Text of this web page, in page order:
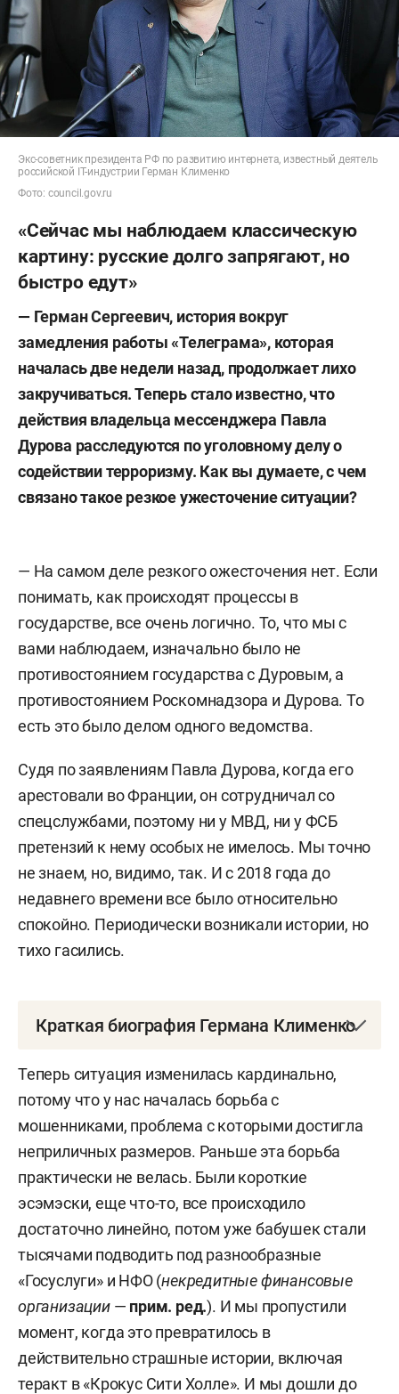
Экс-советник президента РФ по развитию интернета, известный деятель
российской IT-индустрии Герман Клименко
Фото: council.gov.ru
«Сейчас мы наблюдаем классическую
картину: русские долго запрягают, но
быстро едут»
— Герман Сергеевич, история вокруг
замедления работы «Телеграма», которая
началась две недели назад, продолжает лихо
закручиваться. Теперь стало известно, что
действия владельца мессенджера Павла
Дурова расследуются по уголовному делу о
содействии терроризму. Как вы думаете, с чем
связано такое резкое ужесточение ситуации?
— На самом деле резкого ожесточения нет. Если
понимать, как происходят процессы в
государстве, все очень логично. То, что мы с
вами наблюдаем, изначально было не
противостоянием государства с Дуровым, а
противостоянием Роскомнадзора и Дурова. То
есть это было делом одного ведомства.
Судя по заявлениям Павла Дурова, когда его
арестовали во Франции, он сотрудничал со
спецслужбами, поэтому ни у МВД, ни у ФСБ
претензий к нему особых не имелось. Мы точно
не знаем, но, видимо, так. И с 2018 года до
недавнего времени все было относительно
спокойно. Периодически возникали истории, но
тихо гасились.
Краткая биография Германа Клименко
деятель российской IT-индустрии, владелец
интернет-компании LiveInternet. Основатель и
владелец новостного агрегатора на основе
данных из социальных сетей — MediaMetrics.
Председатель правления Института развития
интернета с февраля 2015 по 4 декабря 2017
года.
Советник президента Российской Федерации
Владимира Путинапо вопросам развития
интернета (4 января 2016 года – 13 июня 2018-
го).
Теперь ситуация изменилась кардинально,
потому что у нас началась борьба с
мошенниками, проблема с которыми достигла
неприличных размеров. Раньше эта борьба
практически не велась. Были короткие
эсэмэски, еще что-то, все происходило
достаточно линейно, потом уже бабушек стали
тысячами подводить под разнообразные
«Госуслуги» и НФО (некредитные финансовые
организации— прим. ред.). И мы пропустили
момент, когда это превратилось в
действительно страшные истории, включая
теракт в «Крокус Сити Холле». И мы дошли до